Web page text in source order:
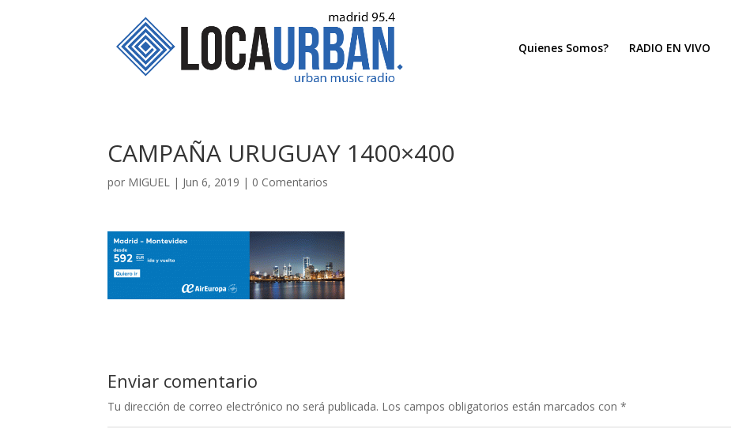
Quienes Somos? RADIO EN VIVO
CAMPAÑA URUGUAY 1400×400
por MIGUEL | Jun 6, 2019 | 0 Comentarios
Enviar comentario
Tu dirección de correo electrónico no será publicada. Los campos obligatorios están marcados con *